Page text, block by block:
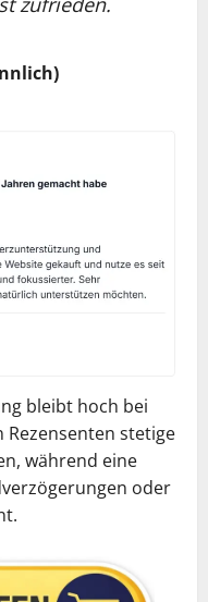
bleibt hoch bei
Rezensenten stetige
während eine
oder